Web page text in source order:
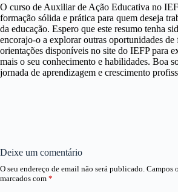
O curso de Auxiliar de Ação Educativa no
formação sólida e prática para quem deseja
da educação. Espero que este resumo tenha
encorajo-o a explorar outras oportunidades de
orientações disponíveis no site do IEFP para
mais o seu conhecimento e habilidades. Boa
jornada de aprendizagem e crescimento
Deixe um comentário
O seu endereço de email não será publicado. Campos
marcados com *